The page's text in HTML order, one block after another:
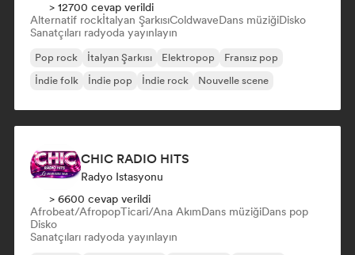
> 12700 cevap verildi
Alternatif rockİtalyan ŞarkısıColdwaveDans müziğiDisko
Sanatçıları radyoda yayınlayın
Pop rock İtalyan Şarkısı Elektropop
Fransız pop
İndie folk
İndie pop İndie rock Nouvelle scene
CHIC RADIO HITS
Radyo Istasyonu
> 6600 cevap verildi
Afrobeat/AfropopTicari/Ana AkımDans müziğiDans pop
Disko
Sanatçıları radyoda yayınlayın